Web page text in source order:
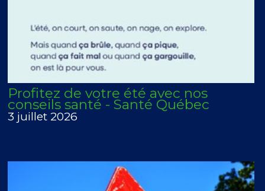
Profitez de votre été avec nos
conseils santé - Santé Québec
3 juillet 2026